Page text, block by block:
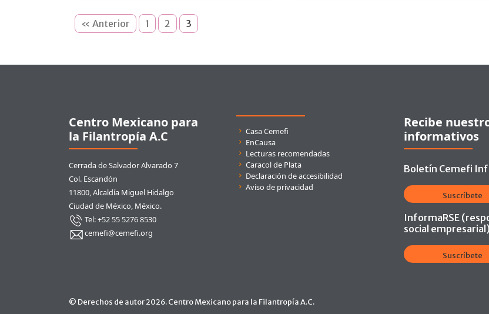
« Anterior 1 2 3
Centro Mexicano para
la Filantropía A.C
Cerrada de Salvador Alvarado 7
Col. Escandón
11800, Alcaldía Miguel Hidalgo
Ciudad de México, México.
Tel: +52 55 5276 8530
cemefi@cemefi.org
Enlaces rápidos
Casa Cemefi
EnCausa
Lecturas recomendadas
Caracol de Plata
Declaración de accesibilidad
Aviso de privacidad
Recibe
informativos
Boletín Cemefi
Suscríbete
InformaRSE
social empresarial)
Suscríbete
© Derechos de autor 2026. Centro Mexicano para la Filantropía A.C.